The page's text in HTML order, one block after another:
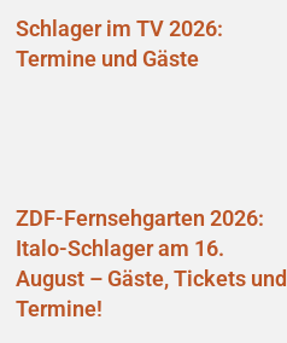
Schlager im TV 2026:
Termine und Gäste
ZDF-Fernsehgarten 2026:
Italo-Schlager am 16.
August – Gäste, Tickets und
Termine!